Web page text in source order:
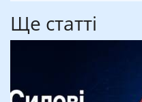
Ще статті